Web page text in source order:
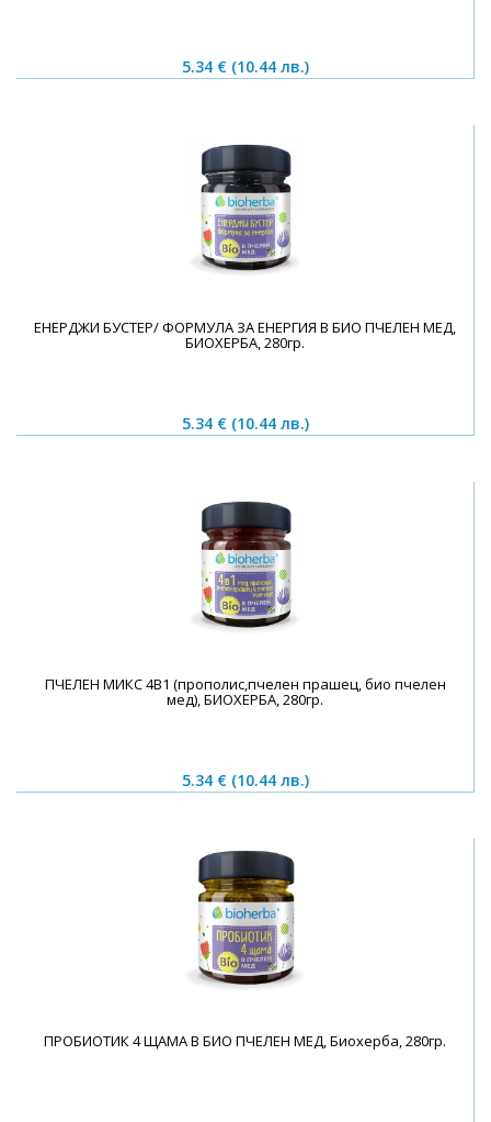
5.34 € (10.44 лв.)
ЕНЕРДЖИ БУСТЕР/ ФОРМУЛА ЗА ЕНЕРГИЯ В БИО ПЧЕЛЕН МЕД,
БИОХЕРБА, 280гр.
5.34 € (10.44 лв.)
ПЧЕЛЕН МИКС 4В1 (прополис,пчелен прашец, био пчелен
мед), БИОХЕРБА, 280гр.
5.34 € (10.44 лв.)
ПРОБИОТИК 4 ЩАМА В БИО ПЧЕЛЕН МЕД, Биохерба, 280гр.